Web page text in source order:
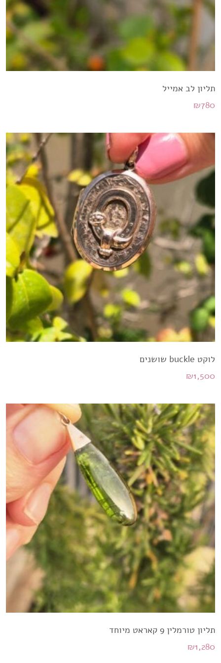
תליון לב אמייל
₪780
לוקט buckle שושנים
₪1,500
תליון טורמלין 9 קאראט מיוחד
₪1,280